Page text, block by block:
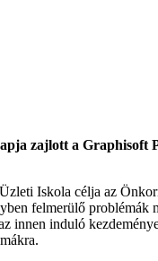
zajlott a
Iskola célja az
felmerülő
innen induló